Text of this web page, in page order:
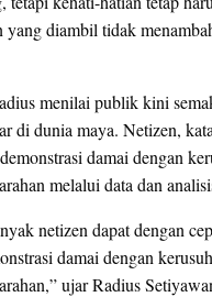
yang diambil tidak
menilai publik kini
di dunia maya. Netizen,
damai dengan
melalui data dan
netizen dapat dengan
damai dengan
ujar Radius